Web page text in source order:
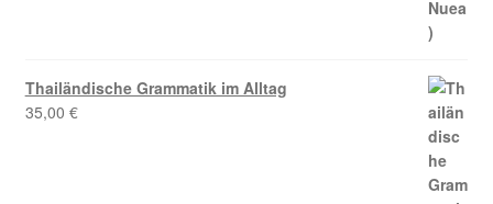
Thailändische Grammatik im Alltag
35,00 €